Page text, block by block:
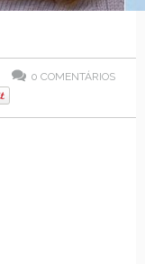
0 COMENTÁRIOS